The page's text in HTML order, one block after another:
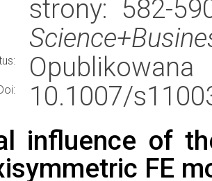
strony: 582-
Opublikowana
10.1007/
influence of
FE